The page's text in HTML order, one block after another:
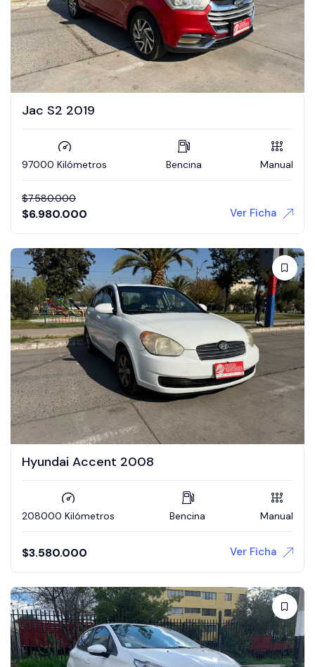
Jac S2 2019
97000 Kilómetros Bencina Manual
$7.580.000
$6.980.000 Ver Ficha
Hyundai Accent 2008
208000 Kilómetros Bencina Manual
$3.580.000 Ver Ficha